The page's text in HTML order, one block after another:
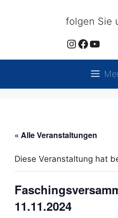
folgen Sie
Instagram
« Alle Veranstaltungen
Diese Veranstaltung hat
11.11.2024